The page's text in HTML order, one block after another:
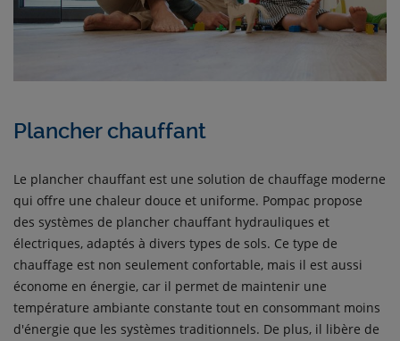
Plancher chauffant
Le plancher chauffant est une solution de chauffage moderne
qui offre une chaleur douce et uniforme. Pompac propose
des systèmes de plancher chauffant hydrauliques et
électriques, adaptés à divers types de sols. Ce type de
chauffage est non seulement confortable, mais il est aussi
économe en énergie, car il permet de maintenir une
température ambiante constante tout en consommant moins
d'énergie que les systèmes traditionnels. De plus, il libère de